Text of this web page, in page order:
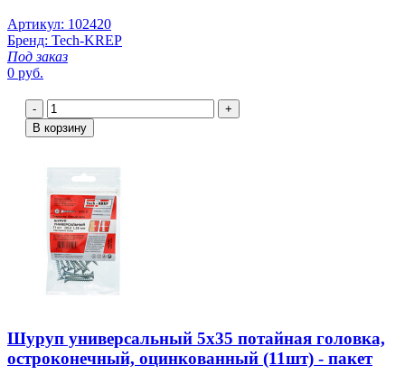
Артикул: 102420
Бренд: Tech-KREP
Под заказ
0 руб.
-
+
В корзину
Шуруп универсальный 5х35 потайная головка,
остроконечный, оцинкованный (11шт) - пакет